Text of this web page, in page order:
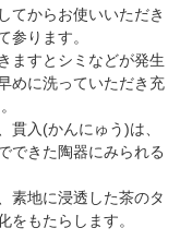
てからお使いいただき
参ります。
ますとシミなどが発生
めに洗っていただき充
貫入(かんにゅう)は、
できた陶器にみられる
素地に浸透した茶のタ
をもたらします。